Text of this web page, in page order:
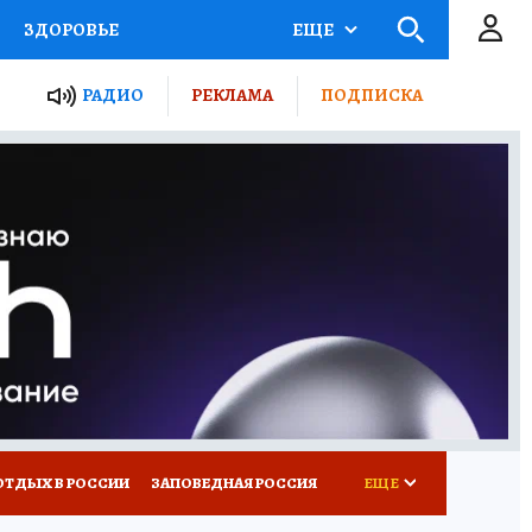
ЗДОРОВЬЕ
ПРОЕКТЫ РОССИИ
ПУТЕВОДИТЕЛЬ
ПОТРЕБИТЕЛЯ
ЕЩЕ
РАДИО РЕКЛАМА ПОДПИСКА
В РОССИИ ЗАПОВЕДНАЯ РОССИЯ ЕЩЕ